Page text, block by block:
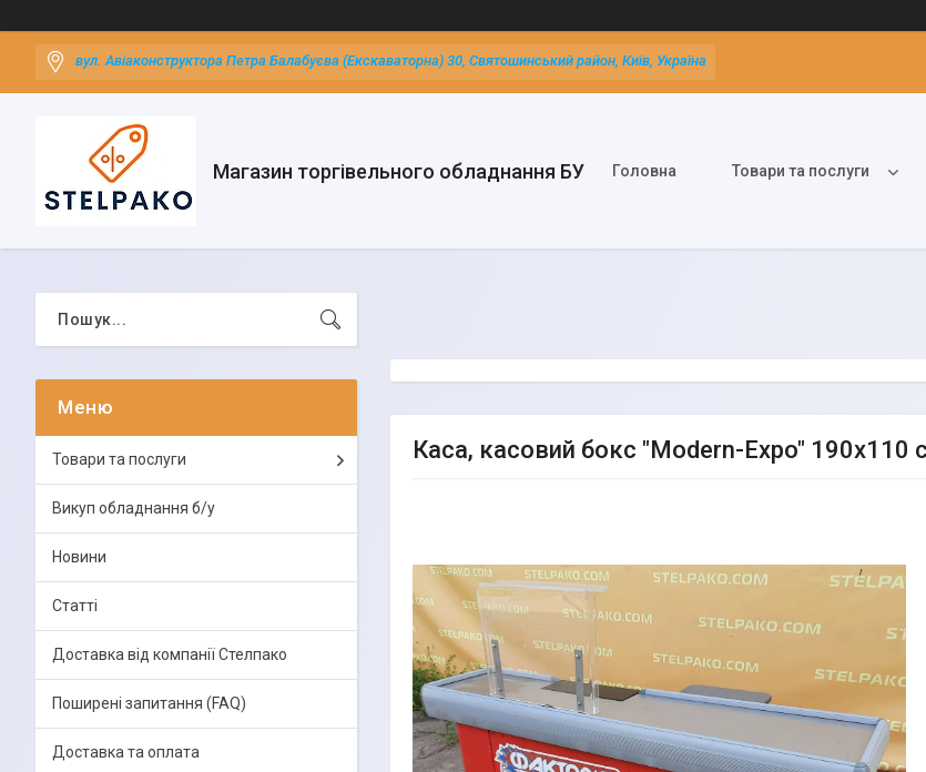
вул. Авіаконструктора Петра Балабуєва (Екскаваторна) 30, Святошинський район, Київ, Україна
Магазин торгівельного обладнання БУ Головна Товари та послуги
Каса, касовий бокс "Modern-Expo" 190х110
Товари та послуги
Викуп обладнання б/у
Новини
Статті
Доставка від компанії Стелпако
Поширені запитання (FAQ)
Доставка та оплата